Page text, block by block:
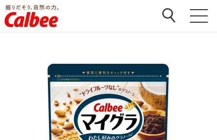
ホーム > 商品
マイグラ 香ばしアーモンド
＆チョコクランチ